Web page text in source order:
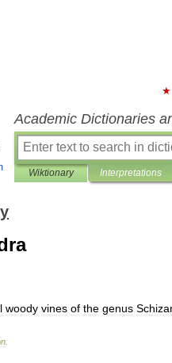
Academic Dictionaries
Wiktionary Interpretations
woody vines of the genus